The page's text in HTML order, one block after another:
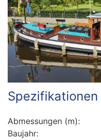
Spezifikationen
Abmessungen (m):
Baujahr: